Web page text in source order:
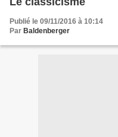
Publié le 09/11/2016 à 10:14
Par Baldenberger